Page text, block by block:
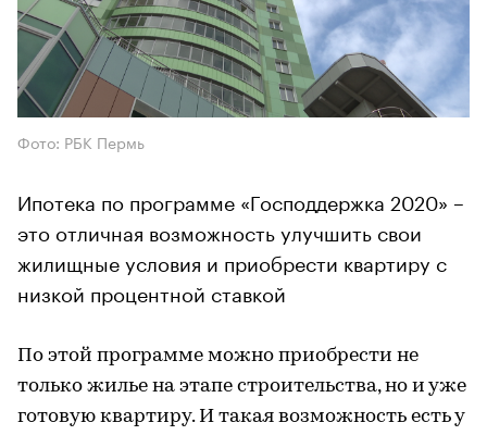
Фото: РБК Пермь
Ипотека по программе «Господдержка 2020» –
это отличная возможность улучшить свои
жилищные условия и приобрести квартиру с
низкой процентной ставкой
По этой программе можно приобрести не
только жилье на этапе строительства, но и уже
готовую квартиру. И такая возможность есть у